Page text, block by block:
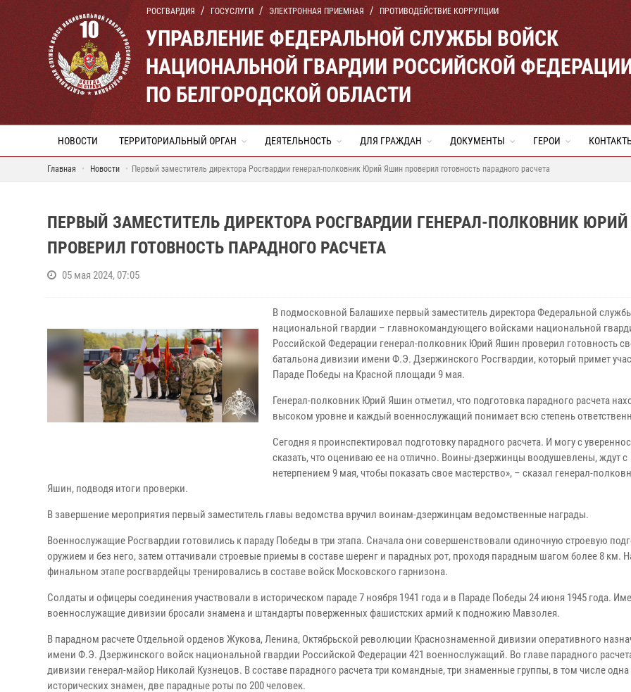
РОСГВАРДИЯ ГОСУСЛУГИ ЭЛЕКТРОННАЯ ПРИЕМНАЯ ПРОТИВОДЕЙСТВИЕ КОРРУПЦИИ
УПРАВЛЕНИЕ ФЕДЕРАЛЬНОЙ СЛУЖБЫ ВОЙСК
НАЦИОНАЛЬНОЙ ГВАРДИИ РОССИЙСКОЙ
ПО БЕЛГОРОДСКОЙ ОБЛАСТИ
НОВОСТИ ТЕРРИТОРИАЛЬНЫЙ ОРГАН ДЕЯТЕЛЬНОСТЬ ДЛЯ ГРАЖДАН ДОКУМЕНТЫ ГЕРОИ
Главная Новости Первый заместитель директора Росгвардии генерал-полковник Юрий Яшин проверил готовность парадного расчета
ПЕРВЫЙ ЗАМЕСТИТЕЛЬ ДИРЕКТОРА РОСГВАРДИИ ГЕНЕРАЛ-ПОЛКОВНИК
ПРОВЕРИЛ ГОТОВНОСТЬ ПАРАДНОГО РАСЧЕТА
05 мая 2024, 07:05
В подмосковной Балашихе первый заместитель директора Федеральной
национальной гвардии – главнокомандующего войсками национальной
Российской Федерации генерал-полковник Юрий Яшин проверил готовность
батальона дивизии имени Ф.Э. Дзержинского Росгвардии, который примет
Параде Победы на Красной площади 9 мая.
Генерал-полковник Юрий Яшин отметил, что подготовка парадного расчета
высоком уровне и каждый военнослужащий понимает всю степень
Сегодня я проинспектировал подготовку парадного расчета. И могу с
сказать, что оцениваю ее на отлично. Воины-дзержинцы воодушевлены, ждут с
нетерпением 9 мая, чтобы показать свое мастерство», – сказал генерал-
Яшин, подводя итоги проверки.
В завершение мероприятия первый заместитель главы ведомства вручил воинам-дзержинцам ведомственные награды.
Военнослужащие Росгвардии готовились к параду Победы в три этапа. Сначала они совершенствовали одиночную строевую
оружием и без него, затем оттачивали строевые приемы в составе шеренг и парадных рот, проходя парадным шагом более 8 км.
финальном этапе росгвардейцы тренировались в составе войск Московского гарнизона.
Солдаты и офицеры соединения участвовали в историческом параде 7 ноября 1941 года и в Параде Победы 24 июня 1945 года.
военнослужащие дивизии бросали знамена и штандарты поверженных фашистских армий к подножию Мавзолея.
В парадном расчете Отдельной орденов Жукова, Ленина, Октябрьской революции Краснознаменной дивизии оперативного
имени Ф.Э. Дзержинского войск национальной гвардии Российской Федерации 421 военнослужащий. Во главе парадного
дивизии генерал-майор Николай Кузнецов. В составе парадного расчета три командные, три знаменные группы, в том числе
исторических знамен, две парадные роты по 200 человек.